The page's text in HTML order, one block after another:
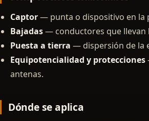
Captor— punta o dispositivo en la
Bajadas— conductores que llevan
Puesta a tierra — dispersión de la
Equipotencialidad y protecciones
antenas.
Dónde se aplica